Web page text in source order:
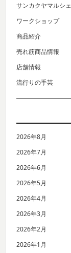
サンカクヤマルシェ
ワークショップ
商品紹介
売れ筋商品情報
店舗情報
流行りの手芸
2026年8月
2026年7月
2026年6月
2026年5月
2026年4月
2026年3月
2026年2月
2026年1月